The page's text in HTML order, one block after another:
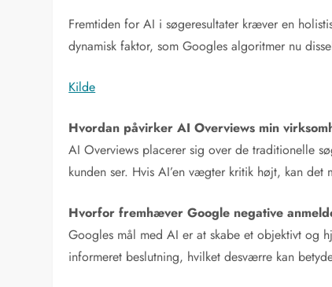
Fremtiden for AI i søgeresultater kræver en
dynamisk faktor, som Googles algoritmer nu
Kilde
Hvordan påvirker AI Overviews min
AI Overviews placerer sig over de traditionelle
kunden ser. Hvis AI’en vægter kritik højt, kan det
Hvorfor fremhæver Google negative
Googles mål med AI er at skabe et objektivt
informeret beslutning, hvilket desværre kan